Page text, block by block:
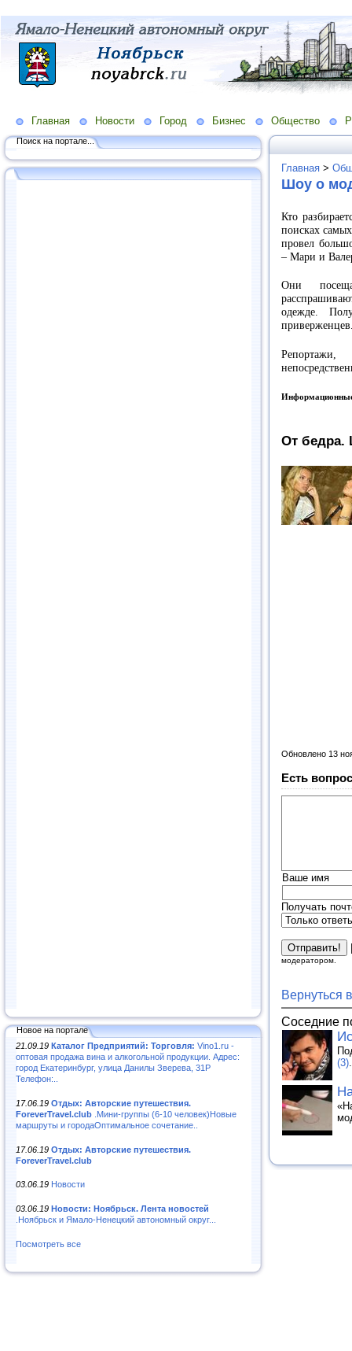
Главная Новости Город Бизнес Общество
Поиск на портале...
Новое на портале
21.09.19 Каталог Предприятий: Торговля: Vino1.ru -
оптовая продажа вина и алкогольной продукции. Адрес:
город Екатеринбург, улица Данилы Зверева, 31Р
Телефон:..
17.06.19 Отдых: Авторские путешествия.
ForeverTravel.club .Мини-группы (6-10 человек)Новые
маршруты и городаОптимальное сочетание..
17.06.19 Отдых: Авторские путешествия.
ForeverTravel.club
03.06.19 Новости
03.06.19 Новости: Ноябрьск. Лента новостей
.Ноябрьск и Ямало-Ненецкий автономный округ...
Посмотреть все
Главная >
Шоу о
Кто
поисках
провел
– Мари и
Они
одежде.
От бедра.
Обновлено 13
Есть
Ваше имя
Получать
модератором.
Вернуться
Соседние
(3)